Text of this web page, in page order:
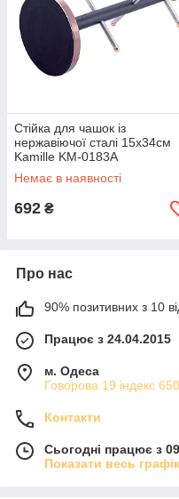
Стійка для чашок із
нержавіючої сталі 15х34см
Kamille KM-0183A
Немає в наявності
692 ₴
Про нас
90% позитивних з 10
Працює з 24.04.2015
м. Одеса
Говорова 19 індекс
Контакти
Сьогодні працює з
Показати весь